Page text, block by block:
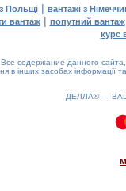
Польщі | вантажі з
вантаж| попутний вантаж
курс
содержание данного
в інших засобах інформації
ДЕЛЛА® —